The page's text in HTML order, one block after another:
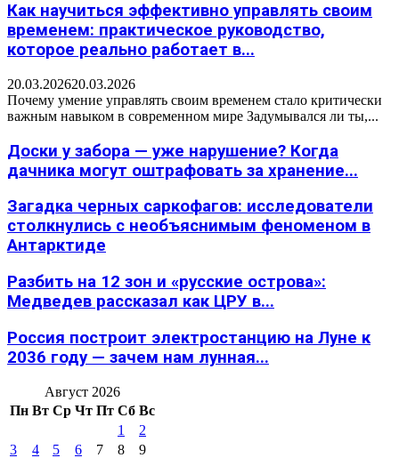
Как научиться эффективно управлять своим
временем: практическое руководство,
которое реально работает в...
20.03.202620.03.2026
Почему умение управлять своим временем стало критически
важным навыком в современном мире Задумывался ли ты,...
Доски у забора — уже нарушение? Когда
дачника могут оштрафовать за хранение...
Загадка черных саркофагов: исследователи
столкнулись с необъяснимым феноменом в
Антарктиде
Разбить на 12 зон и «русские острова»:
Медведев рассказал как ЦРУ в...
Россия построит электростанцию на Луне к
2036 году — зачем нам лунная...
Август 2026
Пн Вт Ср Чт Пт Сб Вс
1
2
3
4 5 6 7 8
9